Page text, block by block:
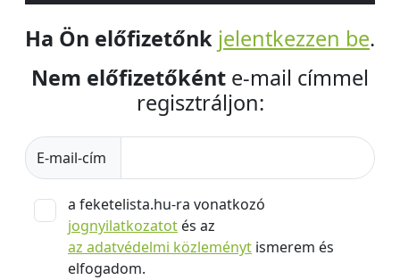
Ha Ön előfizetőnk jelentkezzen be.
Nem előfizetőként e-mail címmel
regisztráljon:
E-mail-cím
a feketelista.hu-ra vonatkozó
jognyilatkozatot és az
az adatvédelmi közleményt ismerem és
elfogadom.